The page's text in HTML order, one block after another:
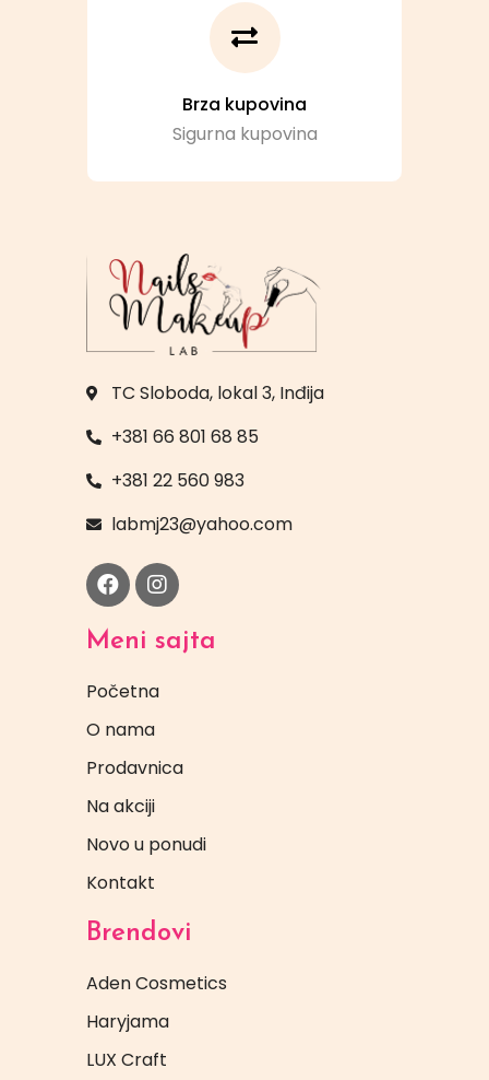
Brza kupovina
Sigurna kupovina
TC Sloboda, lokal 3, Inđija
+381 66 801 68 85
+381 22 560 983
labmj23@yahoo.com
Meni sajta
Početna
O nama
Prodavnica
Na akciji
Novo u ponudi
Kontakt
Brendovi
Aden Cosmetics
Haryjama
LUX Craft